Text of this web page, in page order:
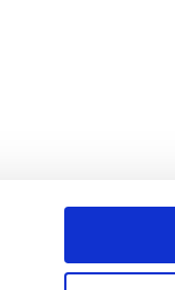
VIAGGIARE